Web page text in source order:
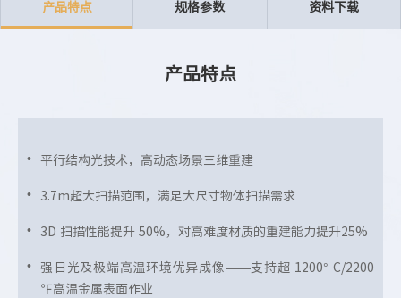
产品特点 规格参数 资料下载
产品特点
平行结构光技术，高动态场景三维重建
3.7m超大扫描范围，满足大尺寸物体扫描需求
3D 扫描性能提升 50%，对高难度材质的重建能力提升25%
强日光及极端高温环境优异成像——支持超 1200° C/2200
℉高温金属表面作业